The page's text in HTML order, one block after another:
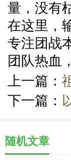
量，没有
在这里，
专注团战
团队热血
上一篇：
下一篇：
随机文章